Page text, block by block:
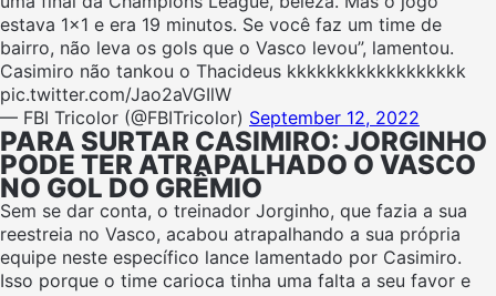
estava 1×1 e era 19 minutos. Se você faz um time de
bairro, não leva os gols que o Vasco levou”, lamentou.
Casimiro não tankou o Thacideus kkkkkkkkkkkkkkkkkk
pic.twitter.com/Jao2aVGIlW
— FBI Tricolor (@FBITricolor) September 12, 2022
PARA SURTAR CASIMIRO: JORGINHO
PODE TER ATRAPALHADO O VASCO
NO GOL DO GRÊMIO
Sem se dar conta, o treinador Jorginho, que fazia a sua
reestreia no Vasco, acabou atrapalhando a sua própria
equipe neste específico lance lamentado por Casimiro.
Isso porque o time carioca tinha uma falta a seu favor e